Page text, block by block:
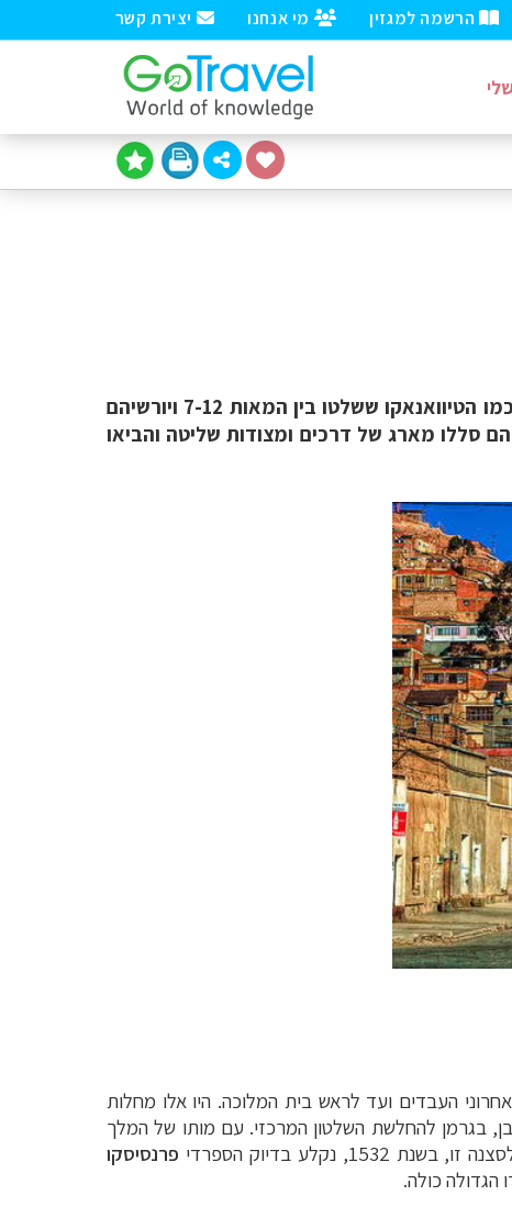
יצירת קשר מי אנחנו הרשמה למגזין
בבוליביה הייתה תרבות מאורגנת כבר לפני עשרים אלף שנה. באזור אגם טיטיקקה קמו תרבויות ענק כמו הטיוואנאקו ששלטו בין המאות 7-12 ויורשיהם
סללו מארג של דרכים ומצודות שליטה והביאו
העבדים ועד לראש בית המלוכה. היו אלו מחלות
בגרמן להחלשת השלטון המרכזי. עם מותו של המלך
פרנסיסקו
כולה.